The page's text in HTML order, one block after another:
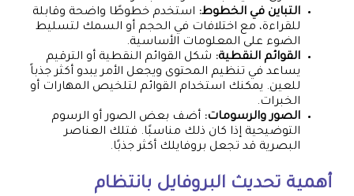
التباين في الخطوط: استخدم خطوطًا واضحة وقابلة
للقراءة، مع اختلافات في الحجم أو السمك لتسليط
الضوء على المعلومات الأساسية.
القوائم النقطية: شكل القوائم النقطية أو الترقيم
يساعد في تنظيم المحتوى ويجعل الأمر يبدو أكثر جذباً
للعين. يمكنك استخدام القوائم لتلخيص المهارات أو
الخبرات.
الصور والرسومات: أضف بعض الصور أو الرسوم
التوضيحية إذا كان ذلك مناسبًا. فتلك العناصر
البصرية قد تجعل بروفايلك أكثر جذبًا.
أهمية تحديث البروفايل بانتظام